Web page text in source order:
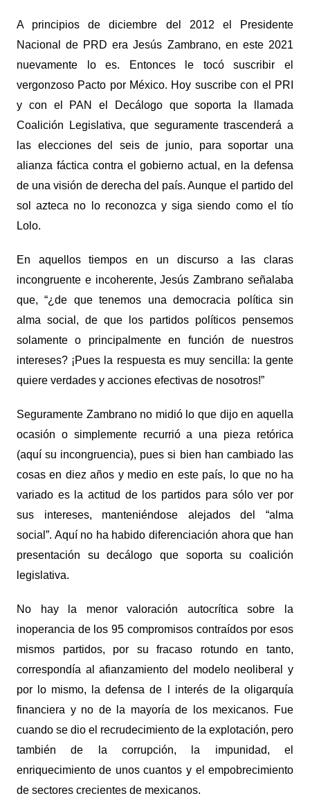
A principios de diciembre del 2012 el Presidente
Nacional de PRD era Jesús Zambrano, en este 2021
nuevamente lo es. Entonces le tocó suscribir el
vergonzoso Pacto por México. Hoy suscribe con el PRI
y con el PAN el Decálogo que soporta la llamada
Coalición Legislativa, que seguramente trascenderá a
las elecciones del seis de junio, para soportar una
alianza fáctica contra el gobierno actual, en la defensa
de una visión de derecha del país. Aunque el partido del
sol azteca no lo reconozca y siga siendo como el tío
Lolo.
En aquellos tiempos en un discurso a las claras
incongruente e incoherente, Jesús Zambrano señalaba
que, “¿de que tenemos una democracia política sin
alma social, de que los partidos políticos pensemos
solamente o principalmente en función de nuestros
intereses? ¡Pues la respuesta es muy sencilla: la gente
quiere verdades y acciones efectivas de nosotros!”
Seguramente Zambrano no midió lo que dijo en aquella
ocasión o simplemente recurrió a una pieza retórica
(aquí su incongruencia), pues si bien han cambiado las
cosas en diez años y medio en este país, lo que no ha
variado es la actitud de los partidos para sólo ver por
sus intereses, manteniéndose alejados del “alma
social”. Aquí no ha habido diferenciación ahora que han
presentación su decálogo que soporta su coalición
legislativa.
No hay la menor valoración autocrítica sobre la
inoperancia de los 95 compromisos contraídos por esos
mismos partidos, por su fracaso rotundo en tanto,
correspondía al afianzamiento del modelo neoliberal y
por lo mismo, la defensa de l interés de la oligarquía
financiera y no de la mayoría de los mexicanos. Fue
cuando se dio el recrudecimiento de la explotación, pero
también de la corrupción, la impunidad, el
enriquecimiento de unos cuantos y el empobrecimiento
de sectores crecientes de mexicanos.